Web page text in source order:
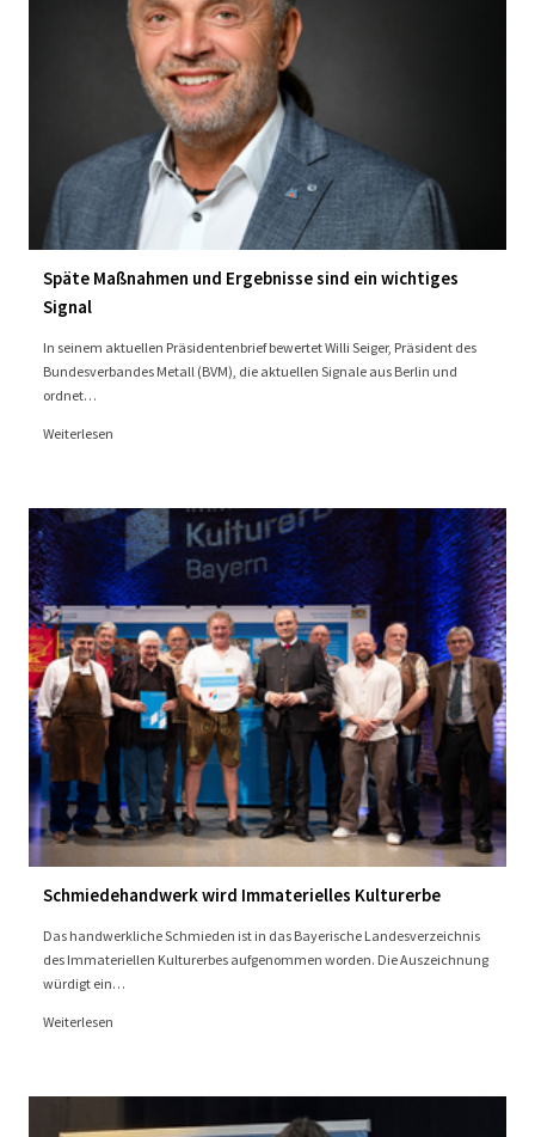
Späte Maßnahmen und Ergebnisse sind ein wichtiges
Signal
In seinem aktuellen Präsidentenbrief bewertet Willi Seiger, Präsident des
Bundesverbandes Metall (BVM), die aktuellen Signale aus Berlin und
ordnet…
Weiterlesen
Schmiedehandwerk wird Immaterielles Kulturerbe
Das handwerkliche Schmieden ist in das Bayerische Landesverzeichnis
des Immateriellen Kulturerbes aufgenommen worden. Die Auszeichnung
würdigt ein…
Weiterlesen